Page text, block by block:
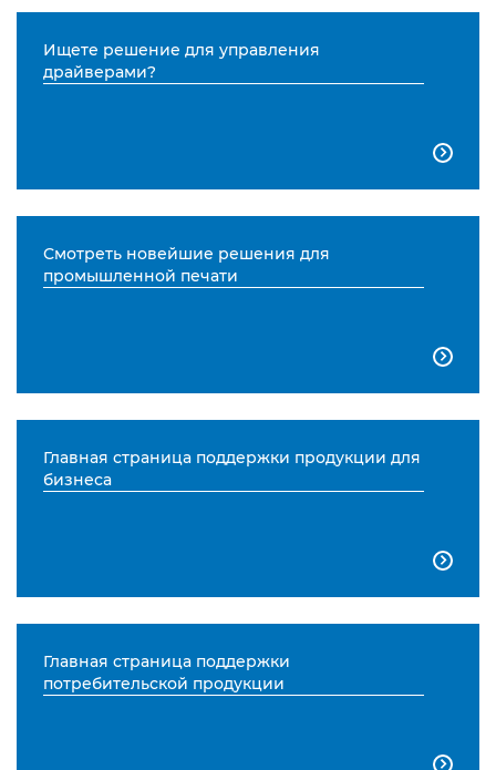
Ищете решение для управления
драйверами?

Смотреть новейшие решения для
промышленной печати

Главная страница поддержки продукции для
бизнеса

Главная страница поддержки
потребительской продукции
